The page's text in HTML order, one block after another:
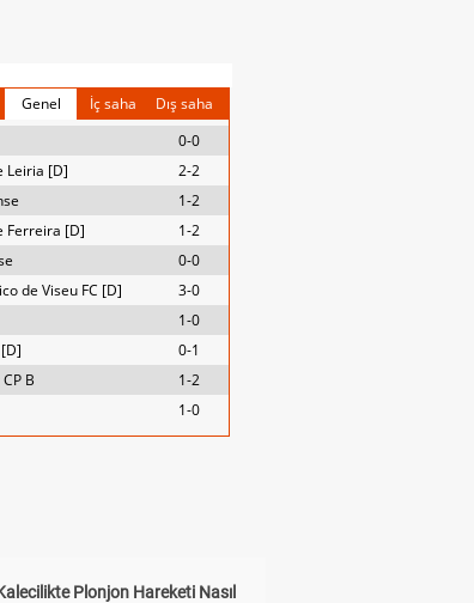
Genel İç saha
Dış saha
0-0
Leiria [D]
2-2
1-2
Ferreira [D]
1-2
0-0
de Viseu FC [D]
3-0
1-0
0-1
B
1-2
1-0
Plonjon Hareketi Nasıl